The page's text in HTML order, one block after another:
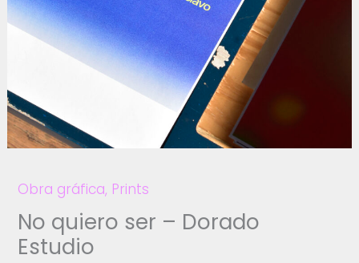
Obra gráfica, Prints
No quiero ser – Dorado
Estudio